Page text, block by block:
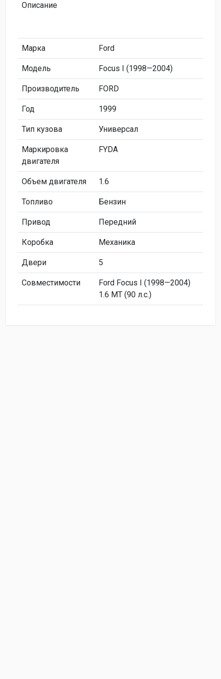
Описание
Марка Ford
Модель Focus I (1998—2004)
Производитель FORD
Год 1999
Тип кузова Универсал
Маркировка
двигателя
FYDA
Объем двигателя 1.6
Топливо Бензин
Привод Передний
Коробка Механика
Двери 5
Совместимости
Ford Focus I (1998—2004)
1.6 MT (90 л.с.)